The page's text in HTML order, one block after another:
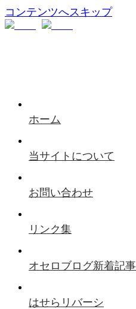
コンテンツへスキップ
ホーム
当サイトについて
お問い合わせ
リンク集
オセロブログ新着記事
はせらリバーシ